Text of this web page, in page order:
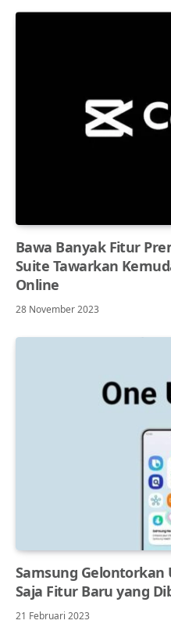
Bawa Banyak Fitur
Suite Tawarkan
Online
28 November 2023
Samsung Gelontorkan
Saja Fitur Baru yang
21 Februari 2023